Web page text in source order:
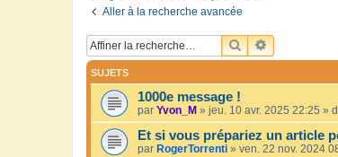
Aller à la recherche avancée
RECHERCHER
SUJETS
1000e message !
par Yvon_M » jeu. 10 avr. 2025 22:25 »
Et si vous prépariez un article
par RogerTorrenti » ven. 22 nov. 2024